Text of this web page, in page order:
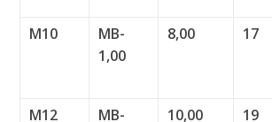
M10
MB-
1,00
8,00 17
M12 MB- 10,00 19